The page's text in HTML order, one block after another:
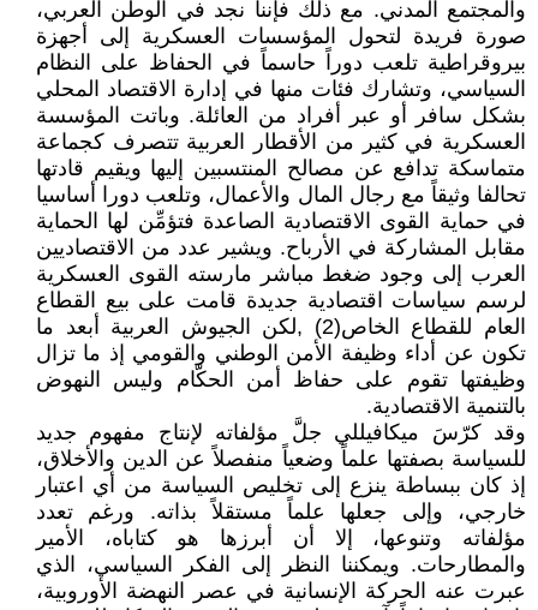
والمجتمع المدني. مع ذلك فإننا نجد في الوطن العربي،
صورة فريدة لتحول المؤسسات العسكرية إلى أجهزة
بيروقراطية تلعب دوراً حاسماً في الحفاظ على النظام
السياسي، وتشارك فئات منها في إدارة الاقتصاد المحلي
بشكل سافر أو عبر أفراد من العائلة. وباتت المؤسسة
العسكرية في كثير من الأقطار العربية تتصرف كجماعة
متماسكة تدافع عن مصالح المنتسبين إليها ويقيم قادتها
تحالفا وثيقاً مع رجال المال والأعمال، وتلعب دورا أساسيا
في حماية القوى الاقتصادية الصاعدة فتؤمِّن لها الحماية
مقابل المشاركة في الأرباح. ويشير عدد من الاقتصاديين
العرب إلى وجود ضغط مباشر مارسته القوى العسكرية
لرسم سياسات اقتصادية جديدة قامت على بيع القطاع
العام للقطاع الخاص(2) ,لكن الجيوش العربية أبعد ما
تكون عن أداء وظيفة الأمن الوطني والقومي إذ ما تزال
وظيفتها تقوم على حفاظ أمن الحكّام وليس النهوض
بالتنمية الاقتصادية.
وقد كرّسَ ميكافيللي جلَّ مؤلفاته لإنتاج مفهوم جديد
للسياسة بصفتها علماً وضعياً منفصلاً عن الدين والأخلاق،
إذ كان ببساطة ينزع إلى تخليص السياسة من أي اعتبار
خارجي، وإلى جعلها علماً مستقلاً بذاته. ورغم تعدد
مؤلفاته وتنوعها، إلا أن أبرزها هو كتاباه، الأمير
والمطارحات. ويمكننا النظر إلى الفكر السياسي، الذي
عبرت عنه الحركة الإنسانية في عصر النهضة الأوروبية،